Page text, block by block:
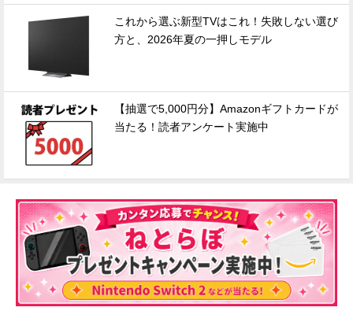
これから選ぶ新型TVはこれ！失敗しない選び
方と、2026年夏の一押しモデル
【抽選で5,000円分】Amazonギフトカードが
当たる！読者アンケート実施中